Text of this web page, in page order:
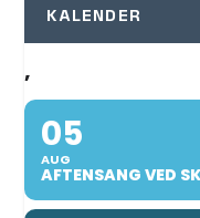
KALENDER
,
05
AUG
AFTENSANG VED